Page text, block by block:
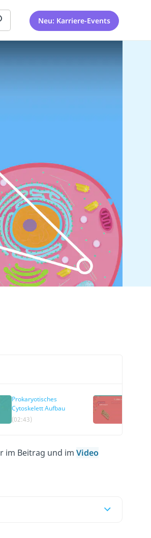
Neu: Karriere-Events
Prokaryotisches
Cytoskelett Aufbau
(02:43)
im Beitrag und im Video